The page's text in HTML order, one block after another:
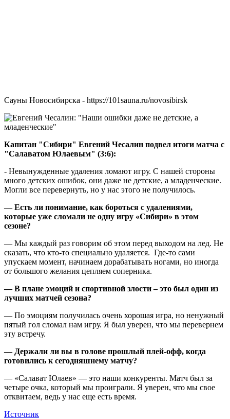
Сауны Новосибирска - https://101sauna.ru/novosibirsk
Капитан "Сибири" Евгений Чесалин подвел итоги матча с
"Салаватом Юлаевым" (3:6):
- Невынужденные удаления ломают игру. С нашей стороны
много детских ошибок, они даже не детские, а младенческие.
Могли все перевернуть, но у нас этого не получилось.
— Есть ли понимание, как бороться с удалениями,
которые уже сломали не одну игру «Сибири» в этом
сезоне?
— Мы каждый раз говорим об этом перед выходом на лед. Не
сказать, что кто-то специально удаляется. Где-то сами
упускаем момент, начинаем дорабатывать ногами, но иногда
от большого желания цепляем соперника.
— В плане эмоций и спортивной злости – это был один из
лучших матчей сезона?
— По эмоциям получилась очень хорошая игра, но ненужный
пятый гол сломал нам игру. Я был уверен, что мы перевернем
эту встречу.
— Держали ли вы в голове прошлый плей-офф, когда
готовились к сегодняшнему матчу?
— «Салават Юлаев» — это наши конкуренты. Матч был за
четыре очка, который мы проиграли. Я уверен, что мы свое
отквитаем, ведь у нас еще есть время.
Источник